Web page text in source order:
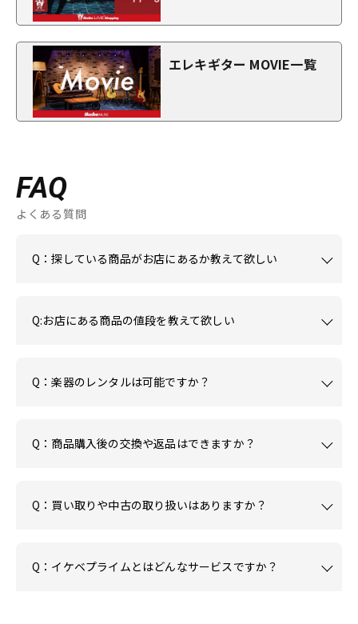
エレキギター MOVIE一覧
FAQ
よくある質問
Q：探している商品がお店にあるか教えて欲しい
Q:お店にある商品の値段を教えて欲しい
Q：楽器のレンタルは可能ですか？
Q：商品購入後の交換や返品はできますか？
Q：買い取りや中古の取り扱いはありますか？
Q：イケベプライムとはどんなサービスですか？